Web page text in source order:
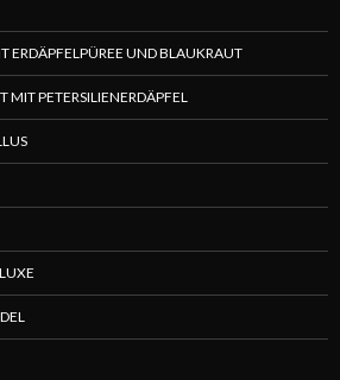
ERDÄPFELPÜREE UND BLAUKRAUT
MIT PETERSILIENERDÄPFEL